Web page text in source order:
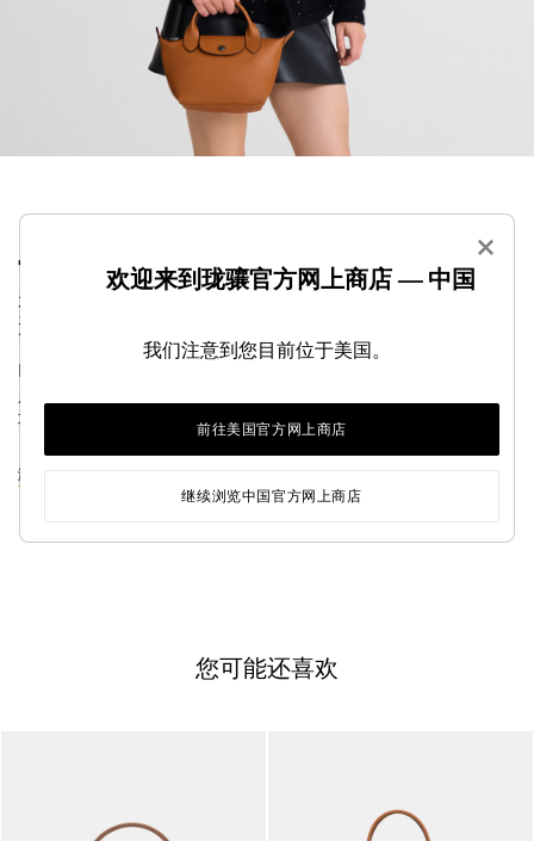
它采用迷你设计，让人无法抗拒。它虽然尺寸小，但
是容量很大。无论白天还是夜晚，功能多样，如影随
形。
Le PLIAGE XTRA 极富个性优雅气息，其用途多样，趣味十
城市生活变得更有活力、更轻松。
浏览LE PLIAGE XTRA系列
您可能还喜欢
×
欢迎来到珑骧官方网上商店 — 中国
我们注意到您目前位于美国。
前往美国官方网上商店
继续浏览中国官方网上商店